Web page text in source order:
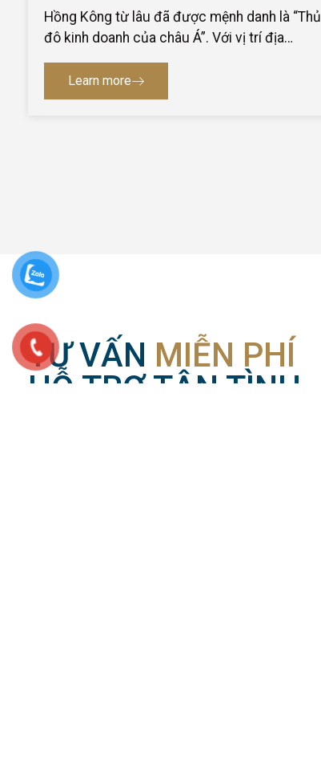
Hồng Kông từ lâu đã được mệnh danh là “Thủ
đô kinh doanh của châu Á”. Với vị trí địa…
Learn more
TƯ VẤN MIỄN PHÍ
HỖ TRỢ TẬN TÌNH